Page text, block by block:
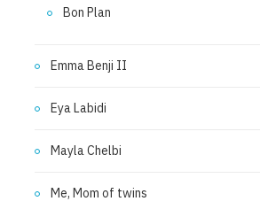
Bon Plan
Emma Benji II
Eya Labidi
Mayla Chelbi
Me, Mom of twins